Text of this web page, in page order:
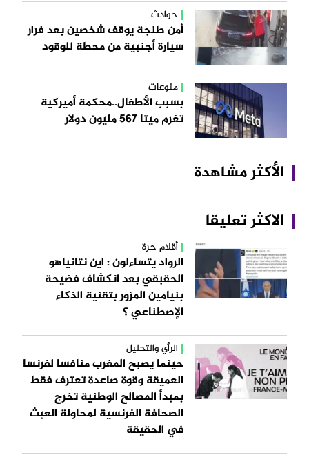
حوادث
أمن طنجة يوقف شخصين بعد فرار
سيارة أجنبية من محطة للوقود
منوعات
بسبب الأطفال..محكمة أميركية
تغرم ميتا 567 مليون دولار
الأكثر مشاهدة
الاكثر تعليقا
أقلام حرة
الرواد يتساءلون : اين نتانياهو
الحقبقي بعد انكشاف فضيحة
بنيامين المزور بتقنية الذكاء
الإصطناعي ؟
الرأي والتحليل
حينما يصبح المغرب منافسا لفرنسا
العميقة وقوة صاعدة تعترف فقط
بمبدأ المصالح الوطنية تخرج
الصحافة الفرنسية لمحاولة العبث
في الحقيقة